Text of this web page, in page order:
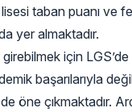
taban puanı ve
yer almaktadır.
için
başarılarıyla
öne çıkmaktadır.